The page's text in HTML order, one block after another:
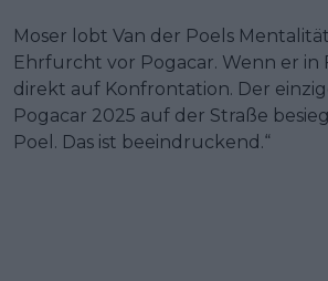
Moser lobt Van der Poels
Ehrfurcht vor Pogacar. Wenn er in
direkt auf Konfrontation. Der
Pogacar 2025 auf der Straße
Poel. Das ist beeindruckend.“